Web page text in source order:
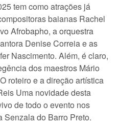
tem como atrações já
baianas Rachel
Afrobapho, a orquestra
Denise Correia e as
Nascimento. Além, é claro,
dos maestros Mário
roteiro e a direção artística
Uma novidade desta
de todo o evento nos
Senzala do Barro Preto.